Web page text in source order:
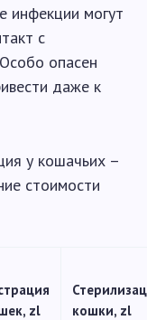
инфекции могут
с
опасен
даже к
у кошачьих –
стоимости
zl
кошки, zl